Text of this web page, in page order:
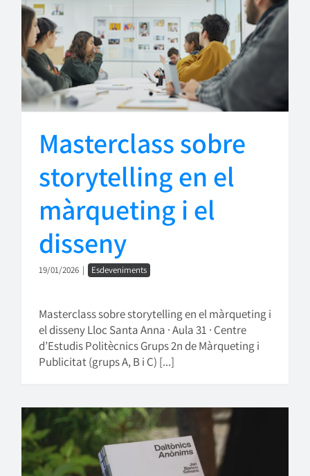
Masterclass sobre
storytelling en el
màrqueting i el
disseny
19/01/2026 | Esdeveniments
Masterclass sobre storytelling en el màrqueting i
el disseny Lloc Santa Anna · Aula 31 · Centre
d’Estudis Politècnics Grups 2n de Màrqueting i
Publicitat (grups A, B i C) [...]